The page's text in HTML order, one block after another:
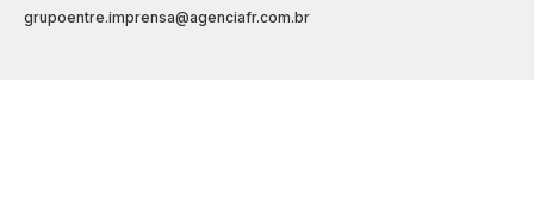
grupoentre.imprensa@agenciafr.com.br